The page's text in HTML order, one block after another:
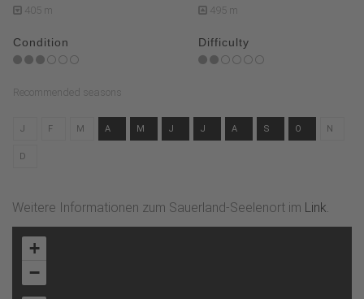
405 m 495 m
Condition Difficulty
Recommended seasons
J F M A M J J A S O N
D
Weitere Informationen zum Sauerland-Seelenort im Link.
+
−